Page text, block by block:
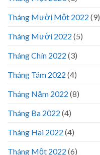
Tháng Mười Một 2022 (9)
Tháng Mười 2022 (5)
Tháng Chín 2022 (3)
Tháng Tám 2022 (4)
Tháng Năm 2022 (8)
Tháng Ba 2022 (4)
Tháng Hai 2022 (4)
Tháng Một 2022 (6)